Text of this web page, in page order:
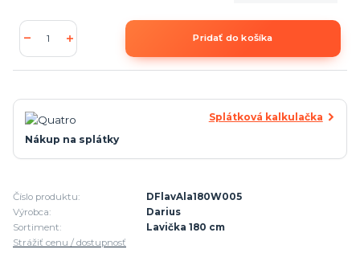
Pridať do košíka
Splátková kalkulačka
Nákup na splátky
Číslo produktu:
DFlavAla180W005
Výrobca:
Darius
Sortiment:
Lavička 180 cm
Strážiť cenu / dostupnosť